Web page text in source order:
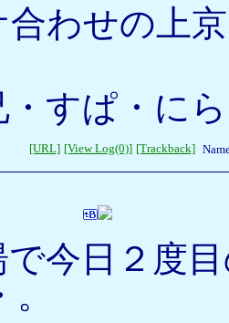
合わせの上
・すぱ・に
[URL] [View Log(0)] [Trackback]
で今日２度